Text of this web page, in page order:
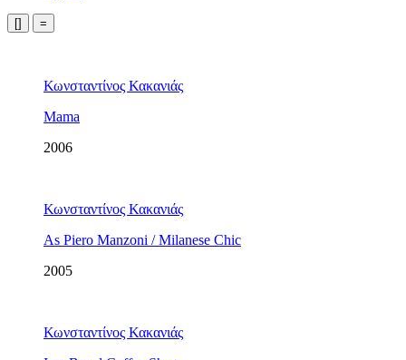
[] =
Κωνσταντίνος Κακανιάς
Mama
2006
Κωνσταντίνος Κακανιάς
As Piero Manzoni / Milanese Chic
2005
Κωνσταντίνος Κακανιάς